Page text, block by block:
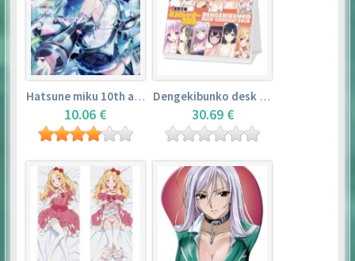
Hatsune miku 10th anniversary book
10.06 €
Dengekibunko desk calendar 2018
30.69 €